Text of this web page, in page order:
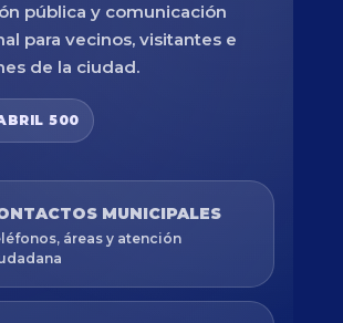
pública y comunicación
para vecinos, visitantes e
de la ciudad.
500
MUNICIPALES
áreas y atención